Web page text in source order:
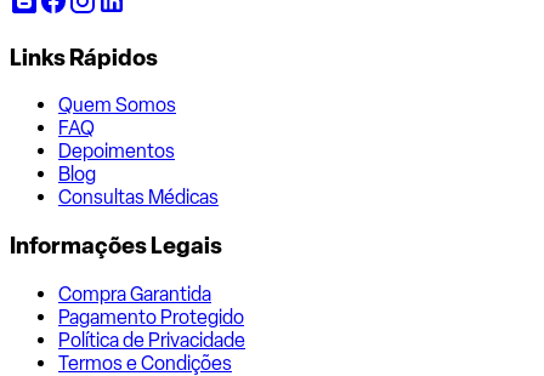
Links Rápidos
Quem Somos
FAQ
Depoimentos
Blog
Consultas Médicas
Informações Legais
Compra Garantida
Pagamento Protegido
Política de Privacidade
Termos e Condições